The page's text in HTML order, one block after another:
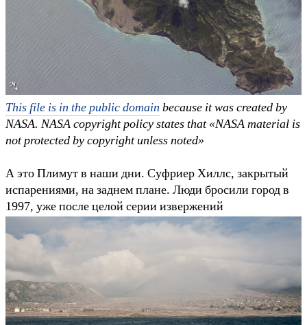
This file is in the public domain because it was created by
NASA. NASA copyright policy states that «NASA material is
not protected by copyright unless noted»
А это Плимут в наши дни. Суфриер Хиллс, закрытый
испарениями, на заднем плане. Люди бросили город в
1997, уже после целой серии извержений